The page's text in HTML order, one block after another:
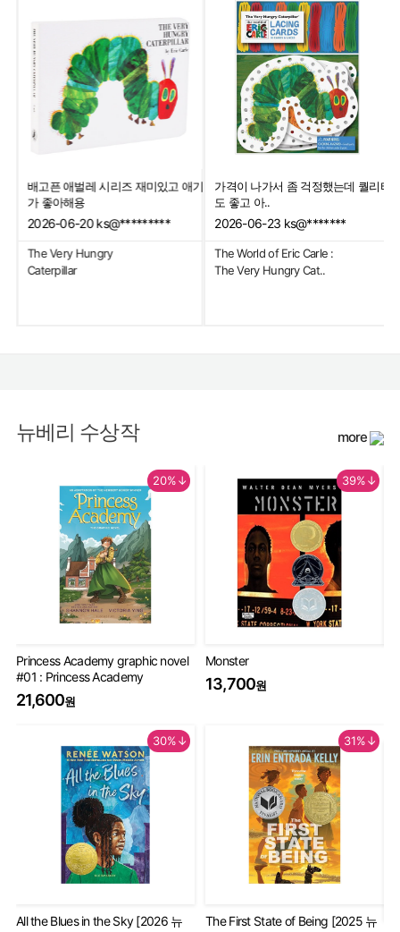
배고픈 애벌레 시리즈 재미있고 애기
가 좋아해용
2026-06-20 ks@*********
The Very Hungry
Caterpillar
가격이 나가서 좀 걱정했는데 퀄리티
도 좋고 아..
2026-06-23 ks@*******
The World of Eric Carle :
The Very Hungry Cat..
뉴베리 수상작 more
20%↓
Princess Academy graphic novel
#01 : Princess Academy
21,600원
39%↓
Monster
13,700원
30%↓
All the Blues in the Sky [2026 뉴
31%↓
The First State of Being [2025 뉴